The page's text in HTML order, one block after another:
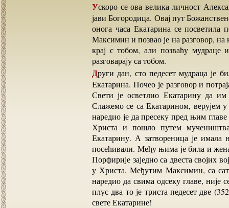
Ускоро се ова велика личност Александрије крстила и постала Хришћанка. Поново јој се
јави Богородица. Овај пут
онога часа Екатарина се
Максимин и позвао је на разговор, на
крај с тобом, али позваћу мудраце
разговарају са тобом.
Други дан, сто педесет мудраца је било на Максиминовом двору. А са друге стране сама
Екатарина. Почео је разговор и
Свети је осветлио Екатарину да
Слажемо се са Екатарином, верујем
наредио је да пресеку пред њим
Христа и пошло путем
Екатарину. А затвореница је
посећивали. Међу њима је била и
Порфирије заједно са двеста својих
у Христа. Међутим Максимин, са
наредио да свима одсеку главе, није
плус два то је триста педесет две
свете Екатарине!